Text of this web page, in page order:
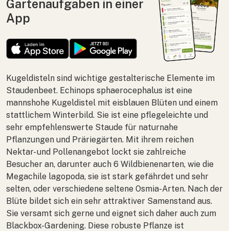
Gartenaufgaben in einer
App
Kugeldisteln sind wichtige gestalterische Elemente im
Staudenbeet. Echinops sphaerocephalus ist eine
mannshohe Kugeldistel mit eisblauen Blüten und einem
stattlichem Winterbild. Sie ist eine pflegeleichte und
sehr empfehlenswerte Staude für naturnahe
Pflanzungen und Präriegärten. Mit ihrem reichen
Nektar- und Pollenangebot lockt sie zahlreiche
Besucher an, darunter auch 6 Wildbienenarten, wie die
Megachile lagopoda, sie ist stark gefährdet und sehr
selten, oder verschiedene seltene Osmia-Arten. Nach der
Blüte bildet sich ein sehr attraktiver Samenstand aus.
Sie versamt sich gerne und eignet sich daher auch zum
Blackbox-Gardening. Diese robuste Pflanze ist